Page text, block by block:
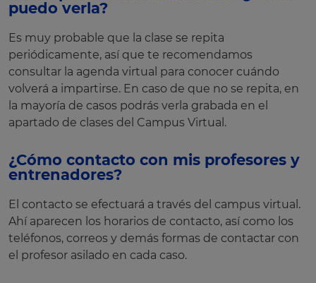
puedo verla?
Es muy probable que la clase se repita
periódicamente, así que te recomendamos
consultar la agenda virtual para conocer cuándo
volverá a impartirse. En caso de que no se repita, en
la mayoría de casos podrás verla grabada en el
apartado de clases del Campus Virtual.
¿Cómo contacto con mis profesores y
entrenadores?
El contacto se efectuará a través del campus virtual.
Ahí aparecen los horarios de contacto, así como los
teléfonos, correos y demás formas de contactar con
el profesor asilado en cada caso.